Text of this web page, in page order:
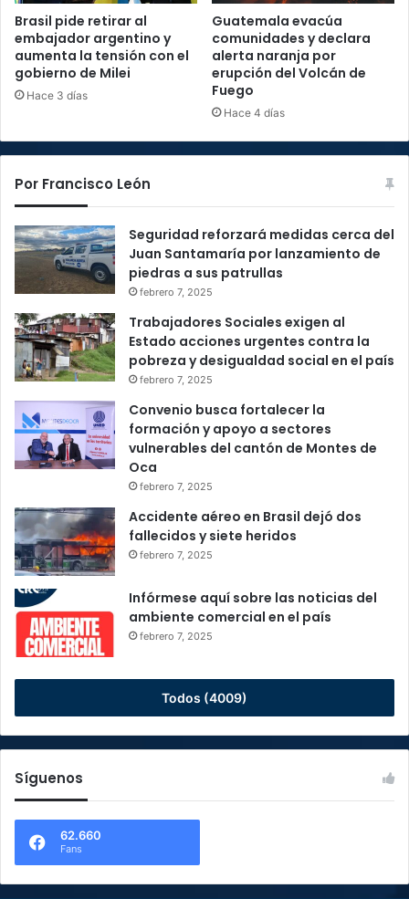
Brasil pide retirar al
embajador argentino y
aumenta la tensión con el
gobierno de Milei
Hace 3 días
Guatemala evacúa
comunidades y declara
alerta naranja por
erupción del Volcán de
Fuego
Hace 4 días
Por Francisco León
Seguridad reforzará medidas cerca del
Juan Santamaría por lanzamiento de
piedras a sus patrullas
febrero 7, 2025
Trabajadores Sociales exigen al
Estado acciones urgentes contra la
pobreza y desigualdad social en el país
febrero 7, 2025
Convenio busca fortalecer la
formación y apoyo a sectores
vulnerables del cantón de Montes de
Oca
febrero 7, 2025
Accidente aéreo en Brasil dejó dos
fallecidos y siete heridos
febrero 7, 2025
Infórmese aquí sobre las noticias del
ambiente comercial en el país
febrero 7, 2025
Todos (4009)
Síguenos
62.660
Fans